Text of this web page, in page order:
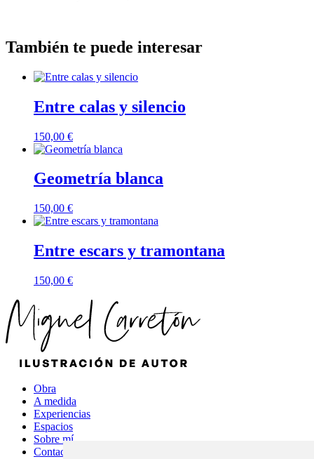
También te puede interesar
Entre calas y silencio
150,00 €
Geometría blanca
150,00 €
Entre escars y tramontana
150,00 €
Obra
A medida
Experiencias
Espacios
Sobre mí
Contacto